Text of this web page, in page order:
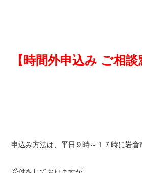
【時間外申込み ご相
申込み方法は、平日９時～１７時に岩倉